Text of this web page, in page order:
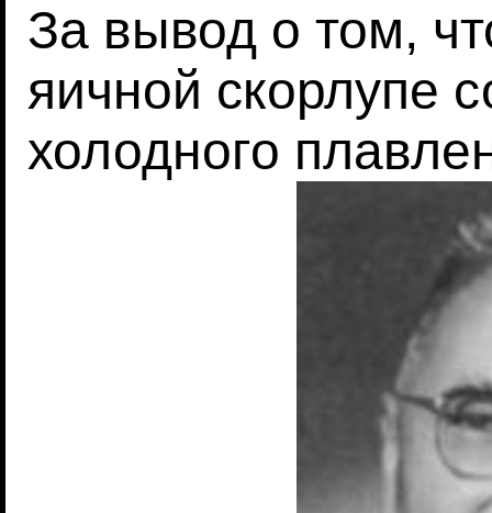
За вывод о том,
яичной скорлупе
холодного